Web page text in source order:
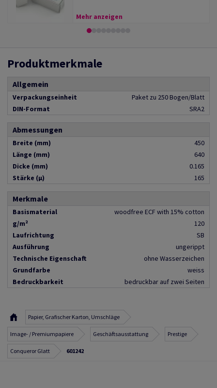
Mehr anzeigen
Produktmerkmale
Allgemein
Verpackungseinheit
Paket zu 250 Bogen/Blatt
DIN-Format
SRA2
Abmessungen
Breite (mm)
450
Länge (mm)
640
Dicke (mm)
0.165
Stärke (µ)
165
Merkmale
Basismaterial
woodfree ECF with 15% cotton
g/m²
120
Laufrichtung
SB
Ausführung
ungerippt
Technische Eigenschaft
ohne Wasserzeichen
Grundfarbe
weiss
Bedruckbarkeit
bedruckbar auf zwei Seiten
Papier, Grafischer Karton, Umschläge
Image- / Premiumpapiere Geschäftsausstattung Prestige
Conqueror Glatt 601242